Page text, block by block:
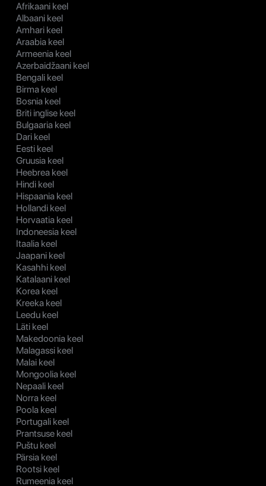
Afrikaani keel
Albaani keel
Amhari keel
Araabia keel
Armeenia keel
Azerbaidžaani keel
Bengali keel
Birma keel
Bosnia keel
Briti inglise keel
Bulgaaria keel
Dari keel
Eesti keel
Gruusia keel
Heebrea keel
Hindi keel
Hispaania keel
Hollandi keel
Horvaatia keel
Indoneesia keel
Itaalia keel
Jaapani keel
Kasahhi keel
Katalaani keel
Korea keel
Kreeka keel
Leedu keel
Läti keel
Makedoonia keel
Malagassi keel
Malai keel
Mongoolia keel
Nepaali keel
Norra keel
Poola keel
Portugali keel
Prantsuse keel
Puštu keel
Pärsia keel
Rootsi keel
Rumeenia keel